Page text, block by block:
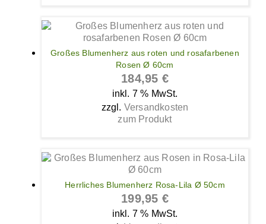
Großes Blumenherz aus roten und rosafarbenen
Rosen Ø 60cm
184,95 €
inkl. 7 % MwSt.
zzgl. Versandkosten
zum Produkt
Herrliches Blumenherz Rosa-Lila Ø 50cm
199,95 €
inkl. 7 % MwSt.